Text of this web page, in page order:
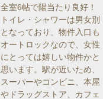
全室6帖で陽当たり良好！
トイレ・シャワーは男女別
となっており、物件入口も
オートロックなので、女性
にとっては嬉しい物件かと
思います。駅が近いため、
スーパーやコンビニ、本屋
やドラッグストア、カフェ